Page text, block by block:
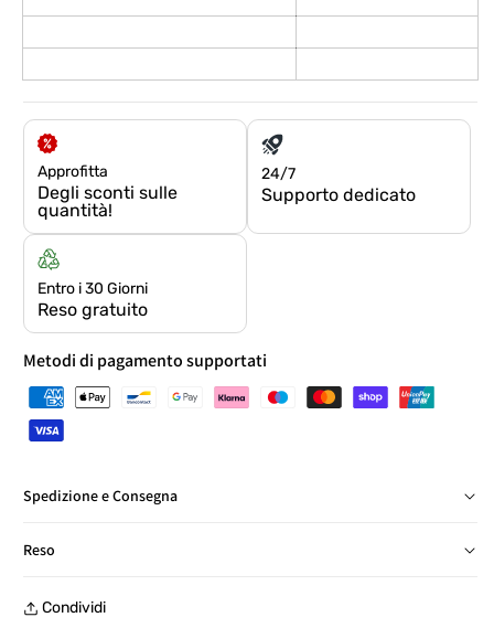
Approfitta
Degli sconti sulle
quantità!
24/7
Supporto dedicato
Entro i 30 Giorni
Reso gratuito
Metodi di pagamento supportati
Spedizione e Consegna
Reso
un punto di ritiro
Condividi